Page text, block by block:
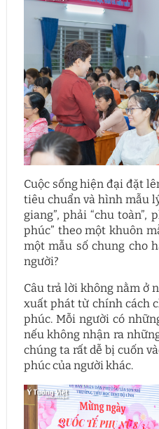
Cuộc sống hiện đại đặt
tiêu chuẩn và hình mẫu
giang”, phải “chu toàn”,
phúc” theo một khuôn
một mẫu số chung cho
người?
Câu trả lời không nằm ở
xuất phát từ chính cách
phúc. Mỗi người có
nếu không nhận ra
chúng ta rất dễ bị cuốn
phúc của người khác.